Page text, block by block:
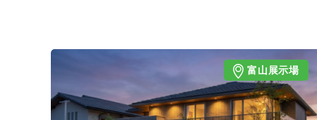
富山展示場